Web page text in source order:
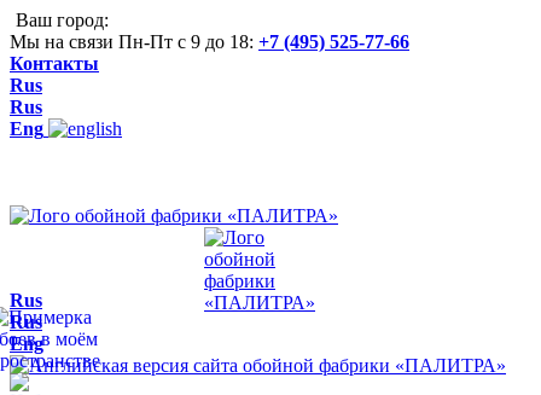
Ваш город:
Мы на связи Пн-Пт с 9 до 18: +7 (495) 525-77-66
Контакты
Rus
Rus
Eng
Rus
Rus
Eng